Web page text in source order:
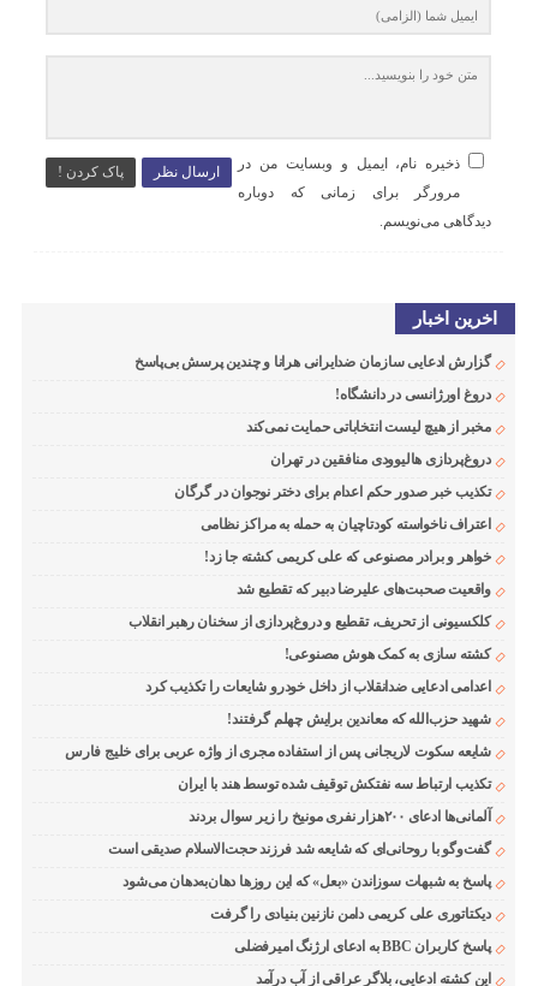
ارسال نظر پاک کردن !
ذخیره نام، ایمیل و وبسایت من در
مرورگر برای زمانی که دوباره
دیدگاهی می‌نویسم.
اخرین اخبار
گزارش ادعایی سازمان ضدایرانی هرانا و چندین پرسش بی‌پاسخ
دروغ اورژانسی در دانشگاه!
مخبر از هیچ لیست انتخاباتی حمایت نمی‌کند
دروغ‌پردازی هالیوودی منافقین در تهران
تکذیب خبر صدور حکم اعدام برای دختر نوجوان در گرگان
اعتراف ناخواسته کودتاچیان به حمله به مراکز نظامی
خواهر و برادر مصنوعی که علی کریمی کشته جا زد!
واقعیت صحبت‌های علیرضا دبیر که تقطیع شد
کلکسیونی از تحریف، تقطیع و دروغ‌پردازی از سخنان رهبر انقلاب
کشته سازی به کمک هوش مصنوعی!
اعدامی ادعایی ضدانقلاب از داخل خودرو شایعات را تکذیب کرد
شهید حزب‌الله که معاندین برایش چهلم گرفتند!
شایعه سکوت لاریجانی پس از استفاده مجری از واژه عربی برای خلیج فارس
تکذیب ارتباط سه نفتکش توقیف شده توسط هند با ایران
آلمانی‌ها ادعای ۲۰۰هزار نفری مونیخ را زیر سوال بردند
گفت‌وگو با روحانی‌ای که شایعه شد فرزند حجت‌الاسلام صدیقی است
پاسخ به شبهات سوزاندن «بعل» که این روزها دهان‌به‌دهان می‌شود
دیکتاتوری علی کریمی دامن نازنین بنیادی را گرفت
پاسخ کاربران BBC به ادعای ارژنگ امیرفضلی
این کشته ادعایی، بلاگر عراقی از آب درآمد